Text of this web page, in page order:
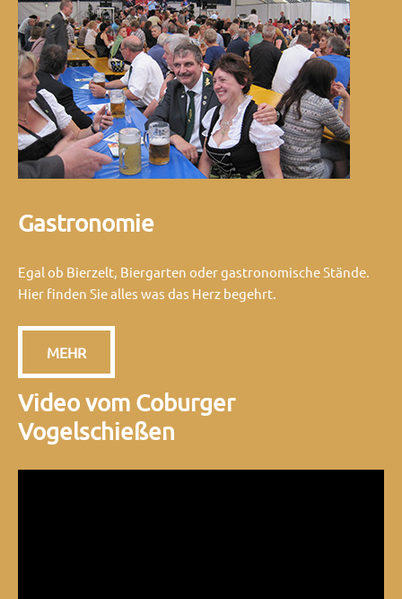
Gastronomie
Egal ob Bierzelt, Biergarten oder gastronomische Stände.
Hier finden Sie alles was das Herz begehrt.
MEHR
Video vom Coburger
Vogelschießen